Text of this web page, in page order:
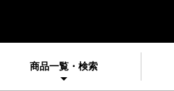
商品一覧・検索